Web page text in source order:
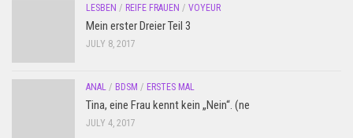
LESBEN / REIFE FRAUEN / VOYEUR
Mein erster Dreier Teil 3
JULY 8, 2017
ANAL / BDSM / ERSTES MAL
Tina, eine Frau kennt kein „Nein“. (ne
JULY 4, 2017